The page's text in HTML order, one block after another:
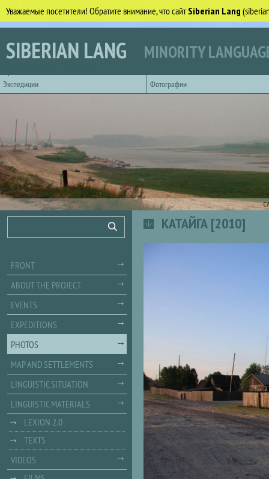
Уважаемые посетители! Обратите внимание, что сайтSiberian Lang
Skip to main content
SIBERIAN LANG MINORITY
Экспедиции
Фотографии
КАТАЙГА [2010]
Search
FRONT
ABOUT THE PROJECT
EVENTS
EXPEDITIONS
PHOTOS
MAP AND SETTLEMENTS
LINGUISTIC SITUATION
LINGUISTIC MATERIALS
LEXION 2.0
TEXTS
VIDEOS